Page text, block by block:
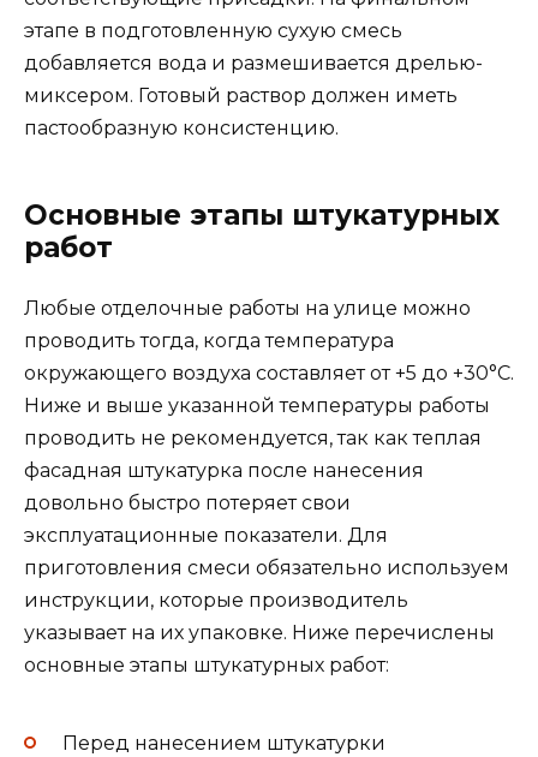
этапе в подготовленную сухую смесь
добавляется вода и размешивается дрелью-
миксером. Готовый раствор должен иметь
пастообразную консистенцию.
Основные этапы штукатурных
работ
Любые отделочные работы на улице можно
проводить тогда, когда температура
окружающего воздуха составляет от +5 до +30°C.
Ниже и выше указанной температуры работы
проводить не рекомендуется, так как теплая
фасадная штукатурка после нанесения
довольно быстро потеряет свои
эксплуатационные показатели. Для
приготовления смеси обязательно используем
инструкции, которые производитель
указывает на их упаковке. Ниже перечислены
основные этапы штукатурных работ:
Перед нанесением штукатурки